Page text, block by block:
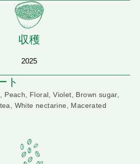
収穫
2025
ト
Peach, Floral, Violet, Brown sugar,
White nectarine, Macerated